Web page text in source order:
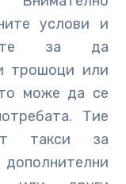
услови и
за да
трошоци или
може да се
Тие
такси за